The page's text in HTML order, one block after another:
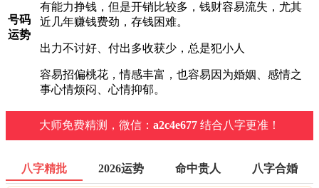
号码
运势
有能力挣钱，但是开销比较多，钱财容易流失，尤其
近几年赚钱费劲，存钱困难。
出力不讨好、付出多收获少，总是犯小人
容易招偏桃花，情感丰富，也容易因为婚姻、感情之
事心情烦闷、心情抑郁。
大师免费精测，微信： a2c4e677 结合八字更准！
八字精批 2026运势 命中贵人 八字合婚